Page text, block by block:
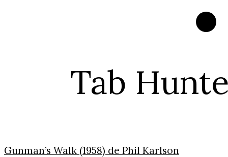
Tab
Gunman’s Walk (1958) de Phil Karlson